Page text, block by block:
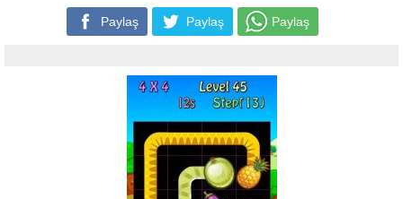
Paylaş Paylaş Paylaş